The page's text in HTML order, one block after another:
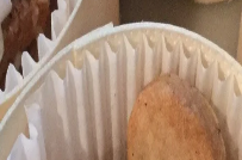
Nougats hyper faciles
Recette de Christophe